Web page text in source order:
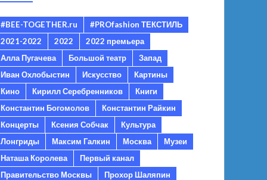
#BEE-TOGETHER.ru
#PROfashion ТЕКСТИЛЬ
2021-2022
2022
2022 премьера
Алла Пугачева
Большой театр
Запад
Иван Охлобыстин
Искусство
Картины
Кино
Кирилл Серебренников
Книги
Константин Богомолов
Константин Райкин
Концерты
Ксения Собчак
Культура
Лонгриды
Максим Галкин Москва
Музеи
Наташа Королева
Первый канал
Правительство Москвы
Прохор Шаляпин